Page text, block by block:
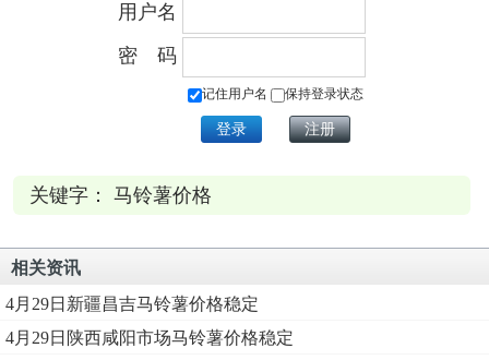
用户名
密 码
记住用户名 保持登录状态
关键字： 马铃薯价格
相关资讯
4月29日新疆昌吉马铃薯价格稳定
4月29日陕西咸阳市场马铃薯价格稳定